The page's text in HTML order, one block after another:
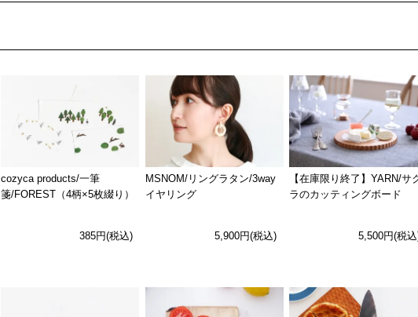
cozyca products/一筆
箋/FOREST（4柄×5枚綴り）
385円(税込)
MSNOM/リングラタン/3way
イヤリング
5,900円(税込)
【在庫限り終了】YARN/サ
ラのカッティングボード
5,500円(税